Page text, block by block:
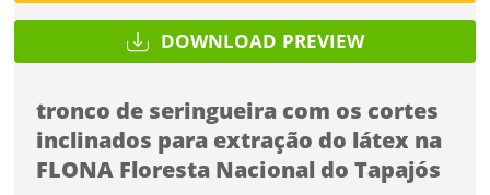
DOWNLOAD PREVIEW
tronco de seringueira com os cortes
inclinados para extração do látex na
FLONA Floresta Nacional do Tapajós
FINALIZAR
Desejo receber novidades sobre a Pulsar Imagens
Li e concordo com os Termos de Uso do site
Já tem uma conta?